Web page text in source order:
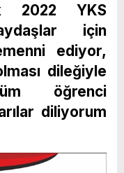
2022 YKS
için
ediyor,
dileğiyle
öğrenci
diliyorum